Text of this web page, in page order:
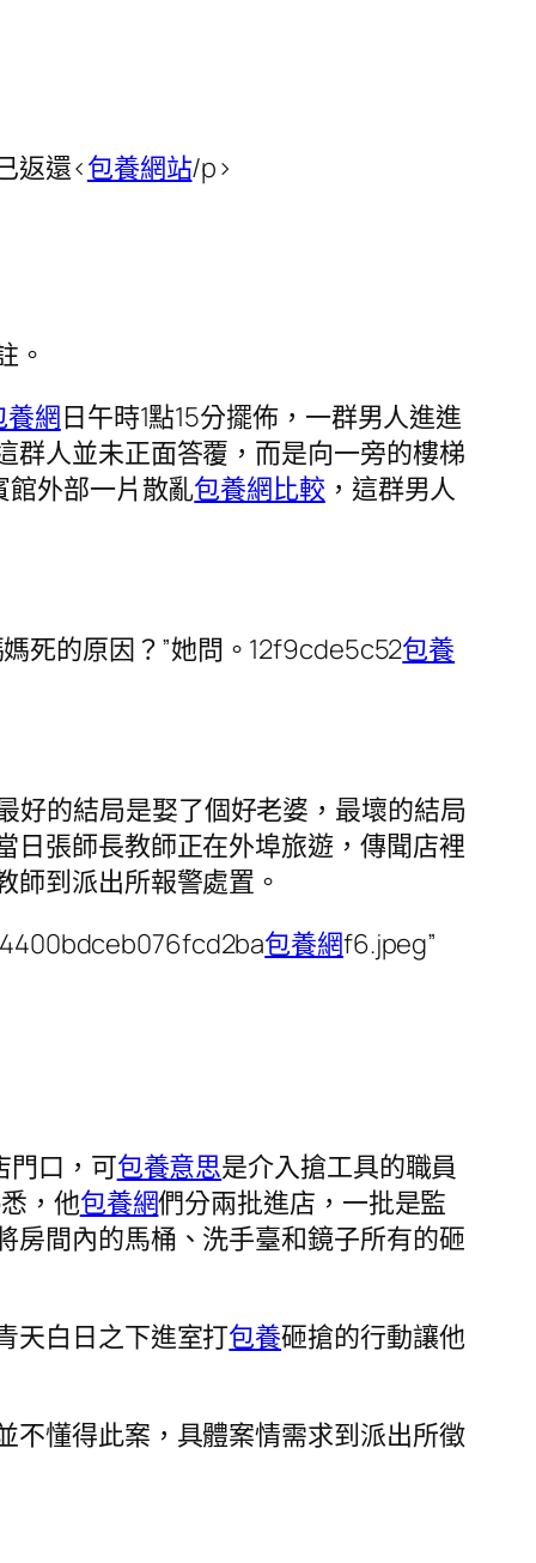
返還<包養網站/p>
。
養網日午時1點15分擺佈，一群男人進進
群人並未正面答覆，而是向一旁的樓梯
外部一片散亂包養網比較 ，這群男人
死的原因？”她問。12f9cde5c52包養
好的結局是娶了個好老婆，最壞的結局
日張師長教師正在外埠旅遊，傳聞店裡
師到派出所報警處置。
包養網f6.jpeg”
門口，可包養意思是介入搶工具的職員
，他包養網們分兩批進店，一批是監
房間內的馬桶、洗手臺和鏡子所有的砸
天白日之下進室打包養砸搶的行動讓他
不懂得此案，具體案情需求到派出所徵